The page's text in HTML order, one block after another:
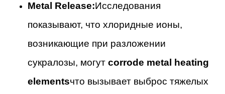
Metal Release:Исследования
показывают, что хлоридные ионы,
возникающие при разложении
сукралозы, могут corrode metal heating
elementsчто вызывает выброс тяжелых